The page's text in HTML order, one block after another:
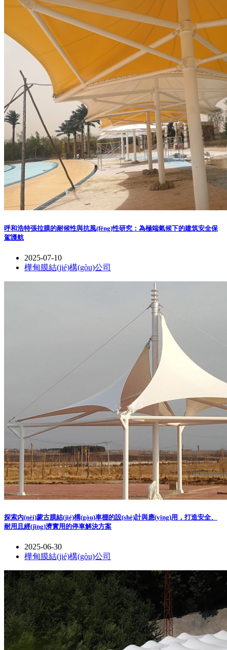
符合設(shè)計要求，保證處理后的角部與整體膜
呼和浩特張拉膜的耐候性與抗風(fēng)性研究：為極端氣候下的建筑安全保
駕護航
2025-07-10
樺甸膜結(jié)構(gòu)公司
探索內(nèi)蒙古膜結(jié)構(gòu)車棚的設(shè)計與應(yīng)用，打造安全、
耐用且經(jīng)濟實用的停車解決方案
2025-06-30
樺甸膜結(jié)構(gòu)公司